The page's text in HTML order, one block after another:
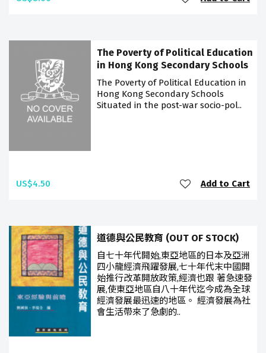
The Poverty of Political Education
in Hong Kong Secondary Schools
The Poverty of Political Education in
Hong Kong Secondary Schools
Situated in the post-war socio-pol..
US$4.50 Add to Cart
道德與公民教育 (OUT OF STOCK)
自七十年代開始,東亞地區的日本及亞洲
四小龍經濟飛躍發展,七十年代末中國開
始推行改革開放政策,經濟也跟 著急速發
展,使東亞地區自八十年代迄今成為全球
經濟發展最迅速的地區。 經濟發展為社
會生活帶來了急劇的..